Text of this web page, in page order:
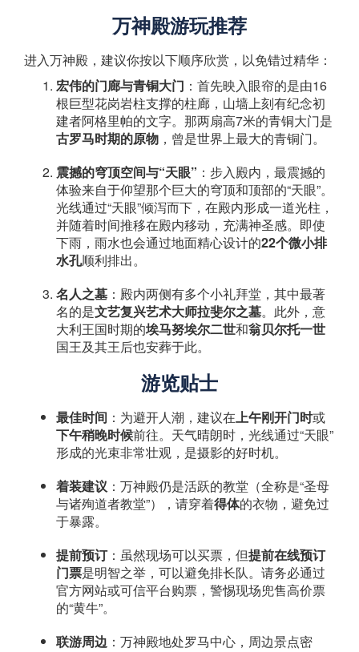
万神殿游玩推荐
进入万神殿，建议你按以下顺序欣赏，以免错过精华：
宏伟的门廊与青铜大门 ：首先映入眼帘的是由16
根巨型花岗岩柱支撑的柱廊，山墙上刻有纪念初
建者阿格里帕的文字。那两扇高7米的青铜大门是
古罗马时期的原物 ，曾是世界上最大的青铜门。
震撼的穹顶空间与“天眼” ：步入殿内，最震撼的
体验来自于仰望那个巨大的穹顶和顶部的“天眼”。
光线通过“天眼”倾泻而下，在殿内形成一道光柱，
并随着时间推移在殿内移动，充满神圣感。即使
下雨，雨水也会通过地面精心设计的22个微小排
水孔顺利排出。
名人之墓 ：殿内两侧有多个小礼拜堂，其中最著
名的是文艺复兴艺术大师拉斐尔之墓。此外，意
大利王国时期的埃马努埃尔二世和翁贝尔托一世
国王及其王后也安葬于此。
游览贴士
最佳时间 ：为避开人潮，建议在 上午刚开门时或
下午稍晚时候前往。天气晴朗时，光线通过“天眼”
形成的光束非常壮观，是摄影的好时机。
着装建议 ：万神殿仍是活跃的教堂（全称是“圣母
与诸殉道者教堂”），请穿着得体的衣物，避免过
于暴露。
提前预订：虽然现场可以买票，但提前在线预订
门票是明智之举，可以避免排长队。请务必通过
官方网站或可信平台购票，警惕现场兜售高价票
的“黄牛”。
联游周边 ：万神殿地处罗马中心，周边景点密